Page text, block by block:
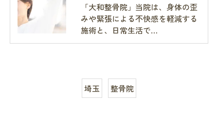
「大和整骨院」当院は、身体の歪
みや緊張による不快感を軽減する
施術と、日常生活で…
埼玉 整骨院